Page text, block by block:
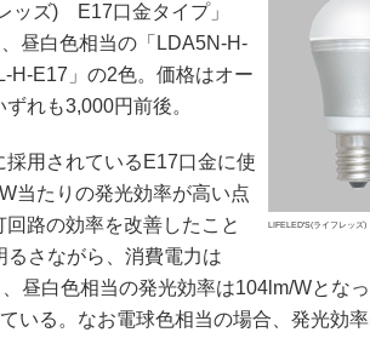
LIFELED'S(ライフレッ
ッズ) E17口金タイプ」
昼白色相当の「LDA5N-H-
H-E17」の2色。価格はオー
れも3,000円前後。
用されているE17口金に使
当たりの発光効率が高い点
路の効率を改善したこと
るさながら、消費電力は
昼白色相当の発光効率は104lm/Wとな
いる。なお電球色相当の場合、発光効